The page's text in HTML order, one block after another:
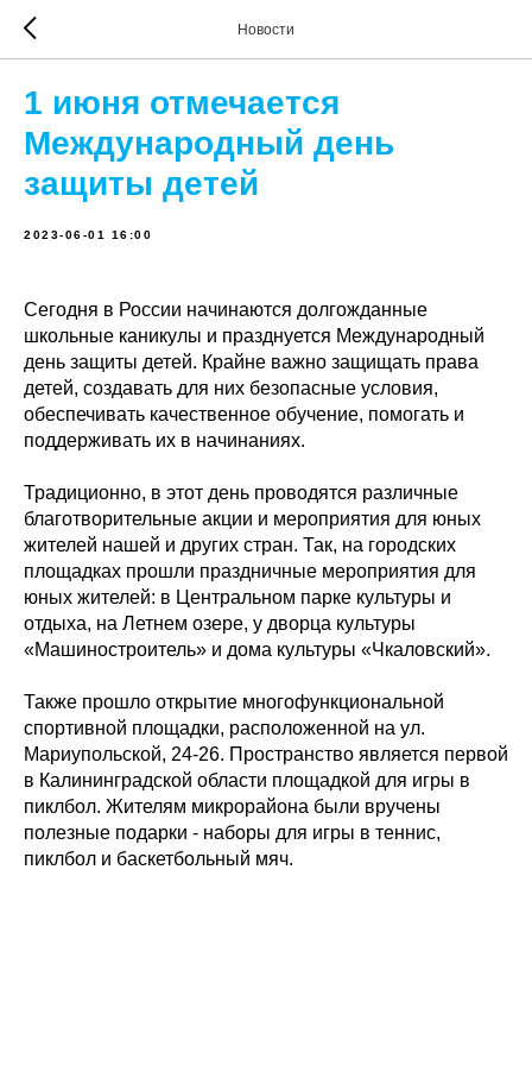
Новости
1 июня отмечается
Международный день
защиты детей
2023-06-01 16:00
Сегодня в России начинаются долгожданные
школьные каникулы и празднуется Международный
день защиты детей. Крайне важно защищать права
детей, создавать для них безопасные условия,
обеспечивать качественное обучение, помогать и
поддерживать их в начинаниях.
Традиционно, в этот день проводятся различные
благотворительные акции и мероприятия для юных
жителей нашей и других стран. Так, на городских
площадках прошли праздничные мероприятия для
юных жителей: в Центральном парке культуры и
отдыха, на Летнем озере, у дворца культуры
«Машиностроитель» и дома культуры «Чкаловский».
Также прошло открытие многофункциональной
спортивной площадки, расположенной на ул.
Мариупольской, 24-26. Пространство является первой
в Калининградской области площадкой для игры в
пиклбол. Жителям микрорайона были вручены
полезные подарки - наборы для игры в теннис,
пиклбол и баскетбольный мяч.